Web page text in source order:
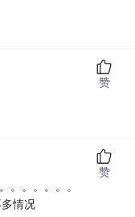
赞
。。。。。。
情况
赞